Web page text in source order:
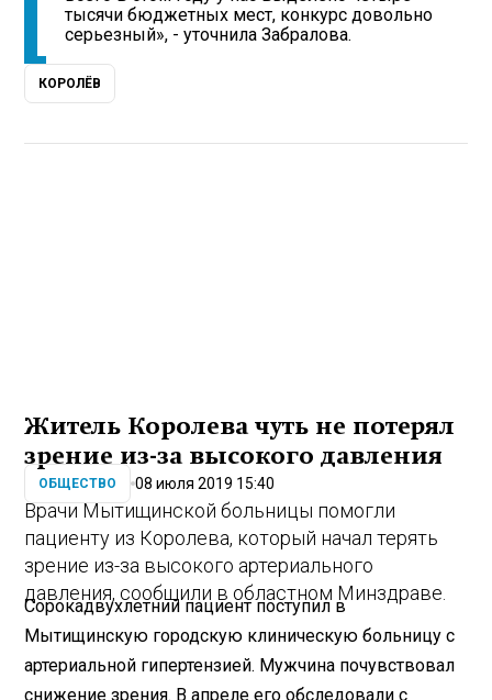
тысячи бюджетных мест, конкурс довольно
серьезный», - уточнила Забралова.
КОРОЛЁВ
Житель Королева чуть не потерял
зрение из-за высокого давления
ОБЩЕСТВО 08 июля 2019 15:40
Врачи Мытищинской больницы помогли
пациенту из Королева, который начал терять
зрение из-за высокого артериального
давления, сообщили в областном Минздраве.
Сорокадвухлетний пациент поступил в
Мытищинскую городскую клиническую больницу с
артериальной гипертензией. Мужчина почувствовал
снижение зрения. В апреле его обследовали с